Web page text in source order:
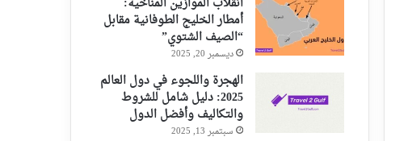
أمطار الخليج الطوفانية مقابل
“الصيف الشتوي”
ديسمبر 20, 2025
الهجرة واللجوء في دول العالم
2025: دليل شامل للشروط
والتكاليف وأفضل الدول
سبتمبر 13, 2025